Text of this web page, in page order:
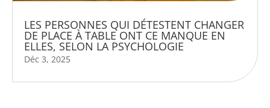
LES PERSONNES QUI DÉTESTENT CHANGER
DE PLACE À TABLE ONT CE MANQUE EN
ELLES, SELON LA PSYCHOLOGIE
Déc 3, 2025